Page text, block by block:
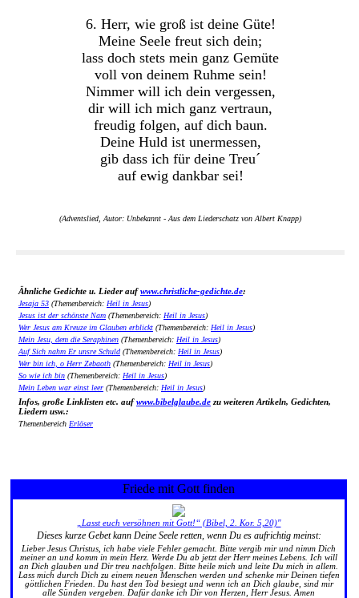
6. Herr, wie groß ist deine Güte!
Meine Seele freut sich dein;
lass doch stets mein ganz Gemüte
voll von deinem Ruhme sein!
Nimmer will ich dein vergessen,
dir will ich mich ganz vertraun,
freudig folgen, auf dich baun.
Deine Huld ist unermessen,
gib dass ich für deine Treu´
auf ewig dankbar sei!
(Adventslied, Autor: Unbekannt - Aus dem Liederschatz von Albert Knapp)
Ähnliche Gedichte u. Lieder aufwww.christliche-gedichte.de:
Jesaja 53 (Themenbereich: Heil in Jesus)
Jesus ist der schönste Nam (Themenbereich: Heil in Jesus)
Wer Jesus am Kreuze im Glauben erblickt (Themenbereich: Heil in Jesus)
Mein Jesu, dem die Seraphinen (Themenbereich: Heil in Jesus)
Auf Sich nahm Er unsre Schuld (Themenbereich: Heil in Jesus)
Wer bin ich, o Herr Zebaoth (Themenbereich: Heil in Jesus)
So wie ich bin (Themenbereich: Heil in Jesus)
Mein Leben war einst leer (Themenbereich: Heil in Jesus)
Infos, große Linklisten etc. aufwww.bibelglaube.de zu weiteren Artikeln, Gedichten,
Liedern usw.:
Themenbereich Erlöser
Friede mit Gott finden
„Lasst euch versöhnen mit Gott!“ (Bibel, 2. Kor. 5,20)"
Dieses kurze Gebet kann Deine Seele retten, wenn Du es aufrichtig meinst:
Lieber Jesus Christus, ich habe viele Fehler gemacht. Bitte vergib mir und nimm Dich
meiner an und komm in mein Herz. Werde Du ab jetzt der Herr meines Lebens. Ich will
an Dich glauben und Dir treu nachfolgen. Bitte heile mich und leite Du mich in allem.
Lass mich durch Dich zu einem neuen Menschen werden und schenke mir Deinen tiefen
göttlichen Frieden. Du hast den Tod besiegt und wenn ich an Dich glaube, sind mir
alle Sünden vergeben. Dafür danke ich Dir von Herzen, Herr Jesus. Amen